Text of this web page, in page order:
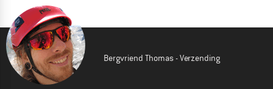
Bergvriend Thomas - Verzending